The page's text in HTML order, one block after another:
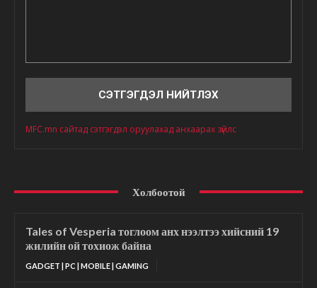
MFC.mn сайтад сэтгэгдэл оруулахад анхаарах зүйлс
Холбоотой
Tales of Vesperia тоглоом анх нээлтээ хийсний 19
жилийн ой тохиож байна
GADGET | PC | MOBILE | GAMING